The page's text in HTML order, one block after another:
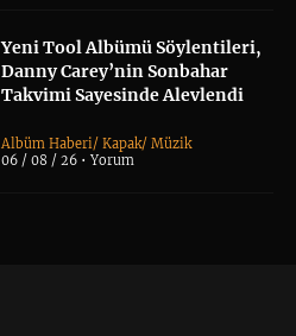
Yeni Tool Albümü Söylentileri,
Danny Carey’nin Sonbahar
Takvimi Sayesinde Alevlendi
Albüm Haberi/Kapak/Müzik
06 / 08 / 26 •Yorum